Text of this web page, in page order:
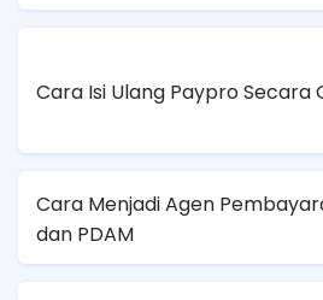
Cara Isi Ulang Paypro Secara
Cara Menjadi Agen
dan PDAM